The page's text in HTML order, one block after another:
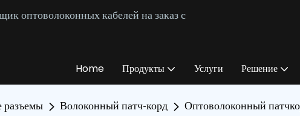
оптоволоконных кабелей на заказ с
Home Продукты Услуги Решение
Волоконный патч-корд Оптоволоконный